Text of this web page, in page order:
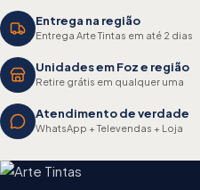
Entrega na região
Entrega Arte Tintas em até 2 dias
Unidades em Foz e região
Retire grátis em qualquer uma
Atendimento de verdade
WhatsApp + Televendas + Loja